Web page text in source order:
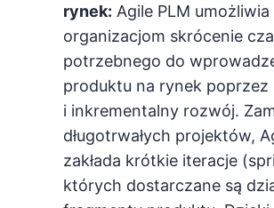
rynek: Agile PLM umożliwia
organizacjom skrócenie
potrzebnego do
produktu na rynek poprzez
i inkrementalny rozwój.
długotrwałych projektów,
zakłada krótkie iteracje
których dostarczane są